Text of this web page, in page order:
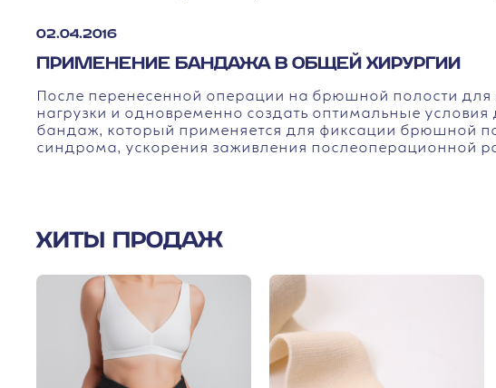
02.04.2016
ПРИМЕНЕНИЕ БАНДАЖА В ОБЩЕЙ ХИРУРГИИ
После перенесенной операции на брюшной полости
нагрузки и одновременно создать оптимальные
бандаж, который применяется для фиксации брюшной
синдрома, ускорения заживления послеоперационной
ХИТЫ ПРОДАЖ